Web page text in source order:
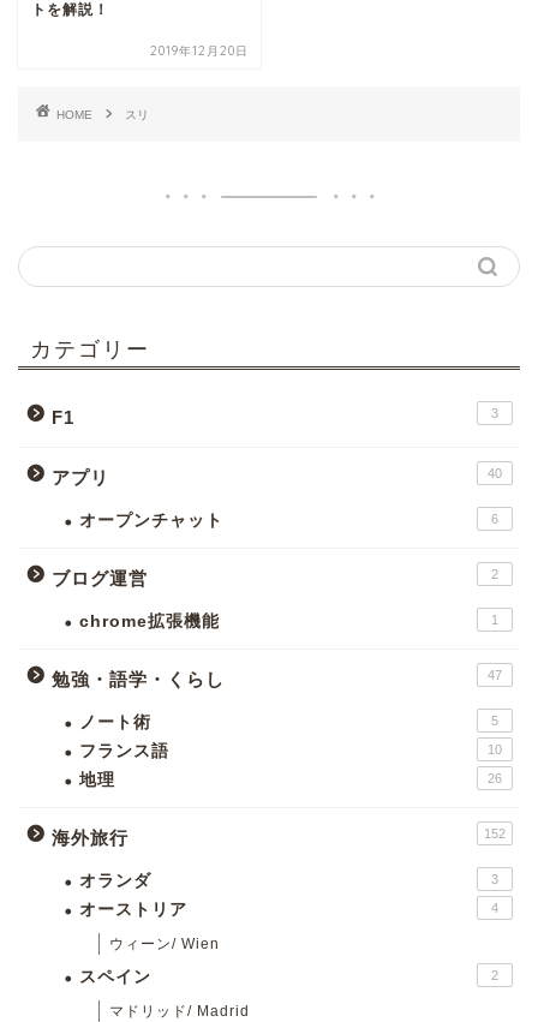
トを解説！
2019年12月20日
HOME スリ
カテゴリー
F1 3
アプリ 40
オープンチャット 6
ブログ運営 2
chrome拡張機能 1
勉強・語学・くらし 47
ノート術 5
フランス語 10
地理 26
海外旅行 152
オランダ 3
オーストリア 4
ウィーン/ Wien
スペイン 2
マドリッド/ Madrid